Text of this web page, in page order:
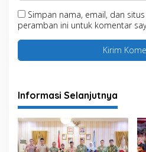
Simpan nama, email, dan
peramban ini untuk komentar
Informasi Selanjutnya